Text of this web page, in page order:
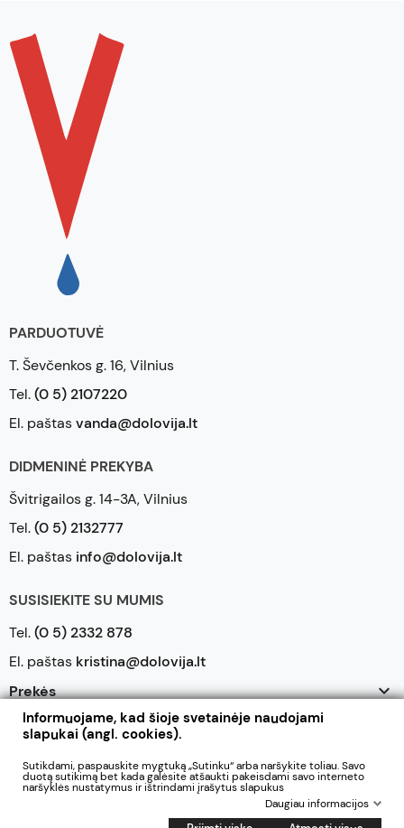
PARDUOTUVĖ
T. Ševčenkos g. 16, Vilnius
Tel.(0 5) 2107220
El. paštasvanda@dolovija.lt
DIDMENINĖ PREKYBA
Švitrigailos g. 14-3A, Vilnius
Tel.(0 5) 2132777
El. paštas info@dolovija.lt
SUSISIEKITE SU MUMIS
Tel.(0 5) 2332 878
El. paštas kristina@dolovija.lt
Prekės

Mūsų įmonė
Jūsų paskyra
2026 © UAB Dolovija. Visos teisės saugomos
Informuojame, kad šioje svetainėje naudojami
slapukai (angl. cookies).
Sutikdami, paspauskite mygtuką „Sutinku“ arba naršykite toliau. Savo
duotą sutikimą bet kada galėsite atšaukti pakeisdami savo interneto
naršyklės nustatymus ir ištrindami įrašytus slapukus
Daugiau informacijos